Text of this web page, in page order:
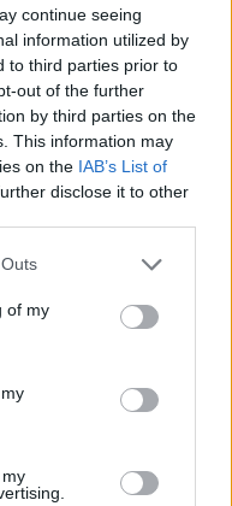
continue seeing
information utilized by
to third parties prior to
out of the further
by third parties on the
This information may
on the IAB’s List of
disclose it to other
of my
Esim for Spain|Esim